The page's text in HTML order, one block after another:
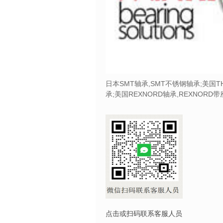
日本SMT轴承,SMT不锈钢轴承;美国
承;美国REXNORD轴承,REXNORD带
点击或扫码联系客服人员